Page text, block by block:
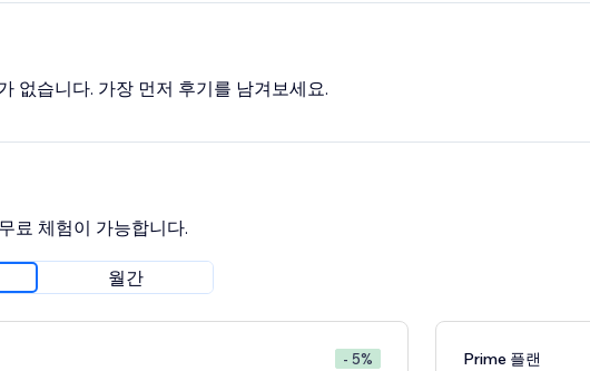
없습니다. 가장 먼저 후기를 남겨보세요.
료 체험이 가능합니다.
월간
- 5% Prime 플랜